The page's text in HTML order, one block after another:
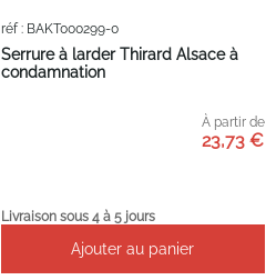
Serrure à larder Thirard Alsace à
condamnation
réf : BAKT000299-0
À partir de
23,73 €
Livraison sous 4 à 5 jours
Ajouter au panier